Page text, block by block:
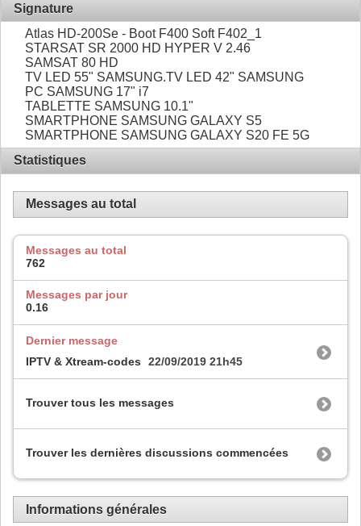
Signature
Atlas HD-200Se - Boot F400 Soft F402_1
STARSAT SR 2000 HD HYPER V 2.46
SAMSAT 80 HD
TV LED 55" SAMSUNG.TV LED 42" SAMSUNG
PC SAMSUNG 17" i7
TABLETTE SAMSUNG 10.1"
SMARTPHONE SAMSUNG GALAXY S5
SMARTPHONE SAMSUNG GALAXY S20 FE 5G
Statistiques
Messages au total
Messages au total
762
Messages par jour
0.16
Dernier message
IPTV & Xtream-codes
22/09/2019 21h45
Trouver tous les messages
Trouver les dernières discussions commencées
Informations générales